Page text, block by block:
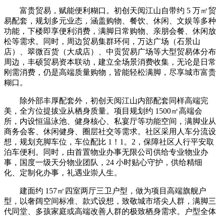
富贵贸易，赋能便利糊口。初创天阅江山自带约 5 万㎡贸
易配套，规划多元业态，涵盖购物、餐饮、休闲、文娱等多种
功能，下楼即享便利消费，满脚日常购物、亲朋会餐、休闲放
松等需求。同时，周边贸易集群环伺，万达广场（石景山
店）、翠微百货（大成店）、中贡贸易广场等大型贸易体分布
周边，丰硕贸易资本联动，建立全场景消费收集，无论是日常
刚需消费，仍是高端质量购物，皆能轻松满脚，尽享城市富贵
糊口。
除外部丰厚配套外，初创天阅江山内部配套同样高端完
美，全方位提拔业从栖身质量。项目规划约 1500㎡高端会
所，内设恒温泳池、健身核心、私宴厅等功能空间，满脚业从
商务会客、休闲健身、圈层社交等需求。社区采用人车分流设
想，规划充脚车位，车位配比 1！1。2，保障社区人行平安取
泊车便利。同时，由首置物业办事无限公司供给专业物业办
事，国度一级天分物业团队，24 小时贴心守护，供给精细
化、定制化办事，礼遇业崇人生。
建面约 157㎡四室两厅三卫户型，做为项目高端旗舰户
型，以奢阔空间标准、款式设想，致敬城市塔尖人群，满脚三
代同堂、多孩家庭或高端改善人群的极致栖身需求。户型全体